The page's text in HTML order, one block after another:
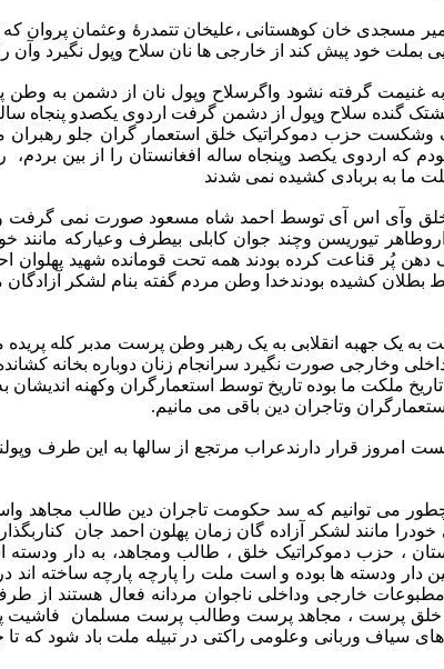
مسجدی خان کوهستانی ،علیخان تتمدرۀ وعثمان پروان
خود پیش کند از خارجی ها نان سلاح وپول نگیرد وآن را
به غنیمت گرفته نشود واگرسلاح وپول نان از دشمن به
گنده سلاح وپول از دشمن گرفت اردوی یکصدو پنجاه
وشکست حزب دموکراتیک خلق استعمار گران جلو
اردوی یکصد وپنجاه ساله افغانستان را از بین
ما به بربادی کشیده نمی شدند
خلق وآی اس آی توسط احمد شاه مسعود صورت نمی
تیوریسن وچند جوان کابلی بیطرف وعیارکه مانند
پُر قناعت کرده بودند همه تحت قومانده شهید پهلوان
بطلان کشیده بودندخدا وطن مردم گفته بنام لشکر
به یک جهبه انقلابی به یک رهبر وطن پرست مدبر کله
داخلی وخارجی صورت نگیرد سرانجام زنان دوباره بخانه
ملکت ما بوده تاریخ توسط استعمارگران وکهنه
وتاجران دین باقی می مانیم.
امروز قرار دارندعراب مرتجع از سالها به این طرف
چطور می توانیم که سد حکومت تاجران دین طالب مجاهد
خودرا مانند لشکر آزاده گان زمان پهلون احمد جان
، حزب دموکراتیک خلق ، طالب ومجاهد، به دار
ودسته ها بوده و است ملت را پارچه پارچه ساخته اند
خارجی وداخلی ناجوان مردانه فعال هستند از
خلق پرست ، مجاهد پرست وطالب پرست مسلمان
فاشیت
سیاف وربانی وعلومی راکتی در تبیله ملت باد شود که